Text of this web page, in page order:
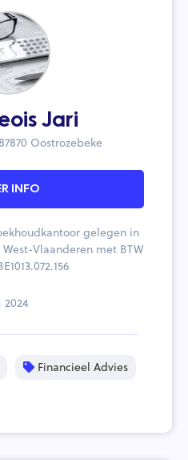
Jari
Oostrozebeke
INFO
gelegen in
Vlaanderen met BTW
2024
Financieel Advies